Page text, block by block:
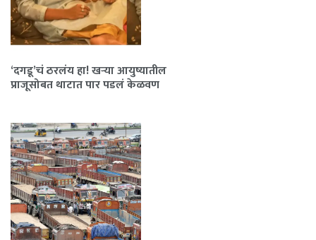
‘दगडू’चं ठरलंय हा! खऱ्या आयुष्यातील
प्राजूसोबत थाटात पार पडलं केळवण